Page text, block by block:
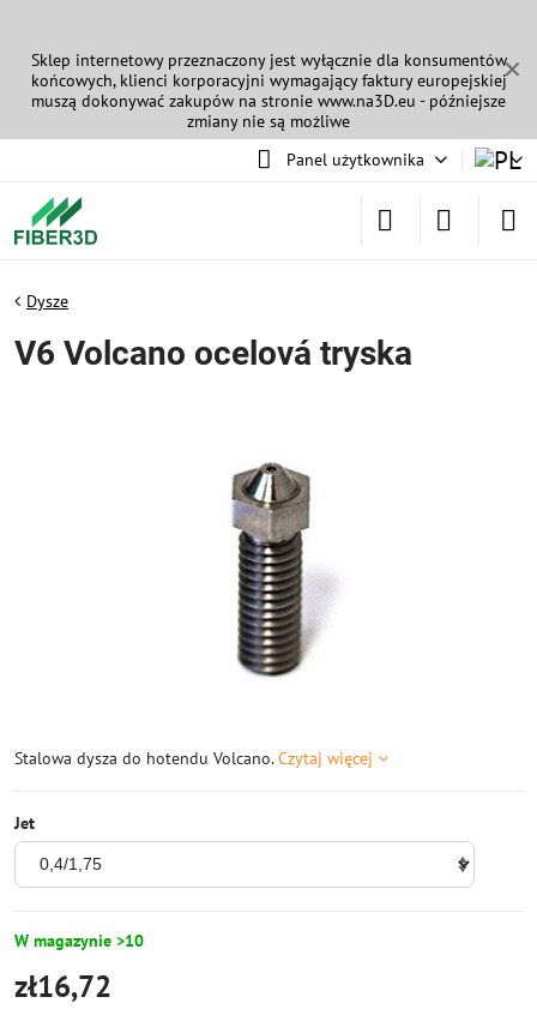
✕
Sklep internetowy przeznaczony jest wyłącznie dla konsumentów
końcowych, klienci korporacyjni wymagający faktury europejskiej
muszą dokonywać zakupów na stronie www.na3D.eu - późniejsze
zmiany nie są możliwe
Panel użytkownika
Dysze
V6 Volcano ocelová tryska
Stalowa dysza do hotendu Volcano.Czytaj więcej
Jet
W magazynie >10
zł16,72